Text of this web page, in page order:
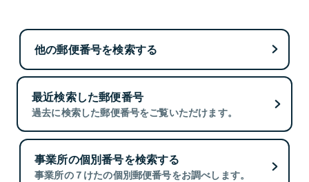
他の郵便番号を検索する
最近検索した郵便番号
過去に検索した郵便番号をご覧いただけます。
事業所の個別番号を検索する
事業所の７けたの個別郵便番号をお調べします。